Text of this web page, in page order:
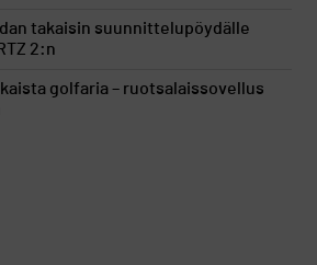
takaisin suunnittelupöydälle
2:n
golfaria – ruotsalaissovellus